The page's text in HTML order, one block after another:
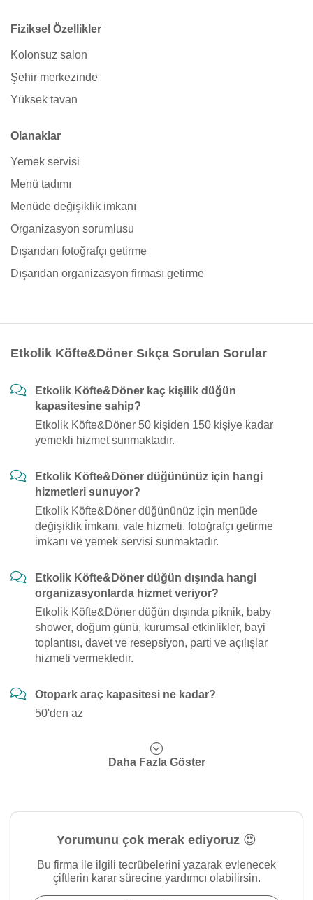
Fiziksel Özellikler
Kolonsuz salon
Şehir merkezinde
Yüksek tavan
Olanaklar
Yemek servisi
Menü tadımı
Menüde değişiklik imkanı
Organizasyon sorumlusu
Dışarıdan fotoğrafçı getirme
Dışarıdan organizasyon firması getirme
Etkolik Köfte&Döner Sıkça Sorulan Sorular
Etkolik Köfte&Döner kaç kişilik düğün
kapasitesine sahip?
Etkolik Köfte&Döner 50 kişiden 150 kişiye kadar
yemekli hizmet sunmaktadır.
Etkolik Köfte&Döner düğününüz için hangi
hizmetleri sunuyor?
Etkolik Köfte&Döner düğününüz için menüde
değişiklik i̇mkanı, vale hizmeti, fotoğrafçı getirme
i̇mkanı ve yemek servisi sunmaktadır.
Etkolik Köfte&Döner düğün dışında hangi
organizasyonlarda hizmet veriyor?
Etkolik Köfte&Döner düğün dışında piknik, baby
shower, doğum günü, kurumsal etkinlikler, bayi
toplantısı, davet ve resepsiyon, parti ve açılışlar
hizmeti vermektedir.
Otopark araç kapasitesi ne kadar?
50'den az
Daha Fazla Göster
Yorumunu çok merak ediyoruz 😍
Bu firma ile ilgili tecrübelerini yazarak evlenecek
çiftlerin karar sürecine yardımcı olabilirsin.